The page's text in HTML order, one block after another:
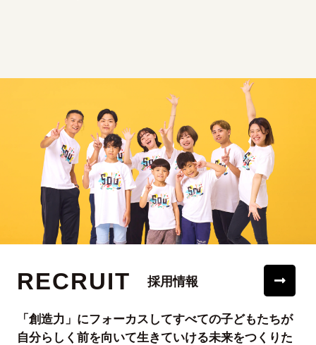
RECRUIT 採用情報
「創造力」にフォーカスしてすべての子どもたちが
自分らしく前を向いて生きていける未来をつくりた